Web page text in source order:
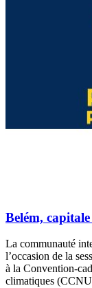
Belém,
La communauté
l’occasion de la
à la Convention-
climatiques